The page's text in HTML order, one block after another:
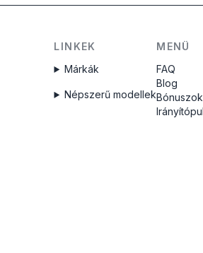
LINKEK
Márkák
Népszerű modellek
MENÜ
FAQ
Blog